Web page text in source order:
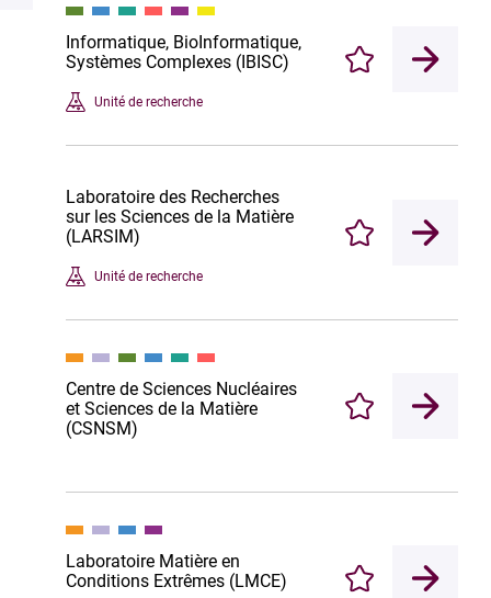
Informatique, BioInformatique,
Systèmes Complexes (IBISC)
Unité de recherche
Enregistrer
Laboratoire des Recherches
sur les Sciences de la Matière
(LARSIM)
Unité de recherche
Enregistrer
Centre de Sciences Nucléaires
et Sciences de la Matière
(CSNSM)
Enregistrer
Laboratoire Matière en
Conditions Extrêmes (LMCE)
Enregistrer